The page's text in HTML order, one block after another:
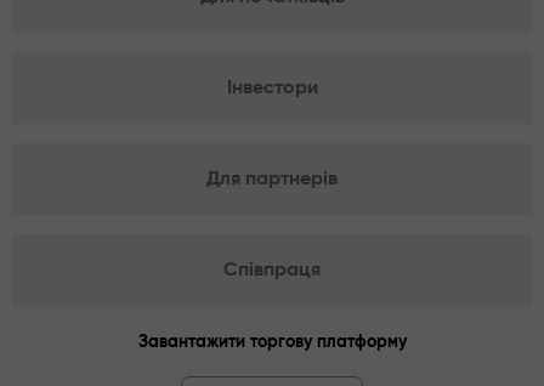
Інвестори
Для партнерів
Співпраця
Завантажити торгову платформу